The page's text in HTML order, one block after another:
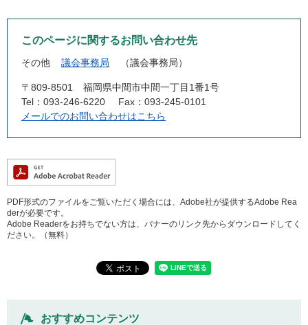
このページに関するお問い合わせ先
その他 議会事務局 議会事務局
〒809-8501
福岡県中間市中間一丁目1番1号
Tel：093-246-6220
Fax：093-245-0101
メールでのお問い合わせはこちら
PDF形式のファイルをご覧いただく場合には、Adobe社が提供するAdobe Rea
derが必要です。
Adobe Readerをお持ちでない方は、バナーのリンク先からダウンロードしてく
ださい。（無料）
おすすめコンテンツ